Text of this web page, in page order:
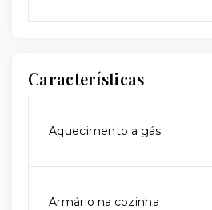
Características
Aquecimento a gás
Armário na cozinha